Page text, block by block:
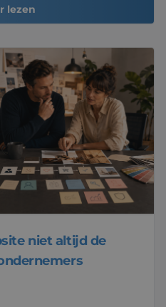
lezen
niet altijd de